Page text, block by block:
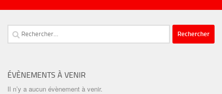
Rechercher :
ÉVÈNEMENTS À VENIR
Il n’y a aucun évènement à venir.